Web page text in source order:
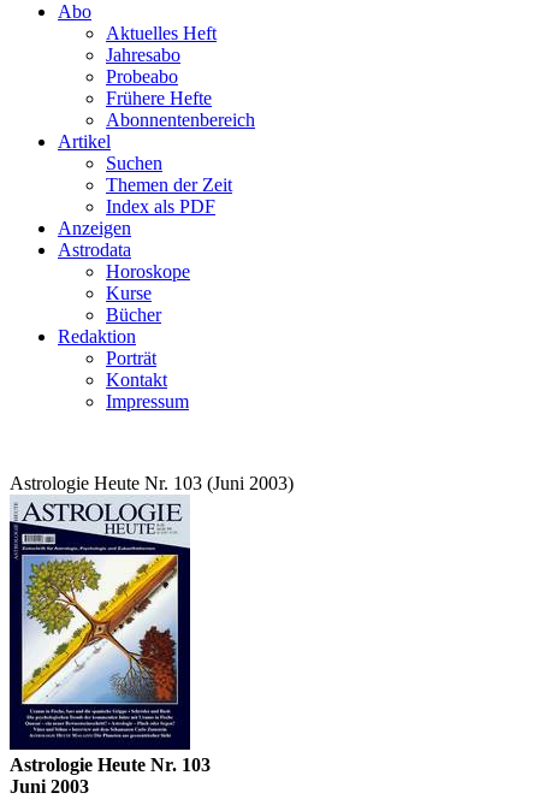
Abo
Aktuelles Heft
Jahresabo
Probeabo
Frühere Hefte
Abonnentenbereich
Artikel
Suchen
Themen der Zeit
Index als PDF
Anzeigen
Astrodata
Horoskope
Kurse
Bücher
Redaktion
Porträt
Kontakt
Impressum
Astrologie Heute Nr. 103 (Juni 2003)
Astrologie Heute Nr. 103
Juni 2003